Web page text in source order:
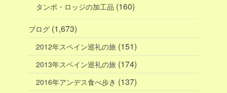
タンボ・ロッジの加工品 (160)
ブログ (1,673)
2012年スペイン巡礼の旅 (151)
2013年スペイン巡礼の旅 (174)
2016年アンデス食べ歩き (137)